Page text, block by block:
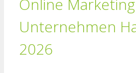
Online Marketing
Unternehmen
2026